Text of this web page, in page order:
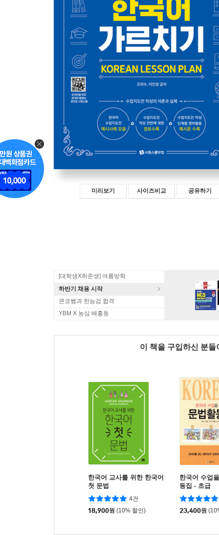
미리보기 사이즈비교 공유하기
[대학생X취준생] 여름방학
하반기 채용 시작
큰코쌤과 한능검 합격
YBM X 농심 배홍동
이 책을 구입하신 분
한국어 교사를 위한 한국어
첫 문법
4건
18,900원 (10% 할인)
한국어 수업
동집 - 초급
23,400원